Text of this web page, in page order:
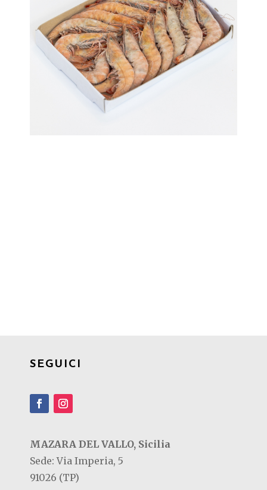
SEGUICI
MAZARA DEL VALLO, Sicilia
Sede: Via Imperia, 5
91026 (TP)